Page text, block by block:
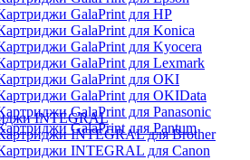
GalaPrint для HP
GalaPrint для Konica
GalaPrint для Kyocera
GalaPrint для Lexmark
GalaPrint для OKI
GalaPrint для OKIData
GalaPrint для Panasonic
GalaPrint для Pantum
INTEGRAL
INTEGRAL для Brother
INTEGRAL для Canon